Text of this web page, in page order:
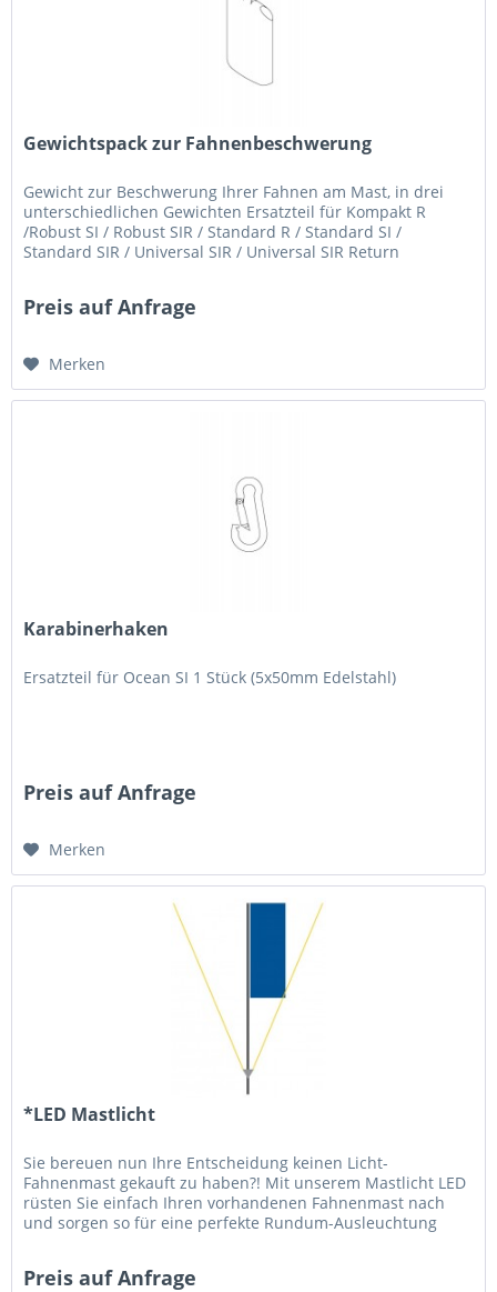
Gewichtspack zur Fahnenbeschwerung
Gewicht zur Beschwerung Ihrer Fahnen am Mast, in drei
unterschiedlichen Gewichten Ersatzteil für Kompakt R
/Robust SI / Robust SIR / Standard R / Standard SI /
Standard SIR / Universal SIR / Universal SIR Return
Preis auf Anfrage
Merken
Karabinerhaken
Ersatzteil für Ocean SI 1 Stück (5x50mm Edelstahl)
Preis auf Anfrage
Merken
*LED Mastlicht
Sie bereuen nun Ihre Entscheidung keinen Licht-
Fahnenmast gekauft zu haben?! Mit unserem Mastlicht LED
rüsten Sie einfach Ihren vorhandenen Fahnenmast nach
und sorgen so für eine perfekte Rundum-Ausleuchtung
Preis auf Anfrage